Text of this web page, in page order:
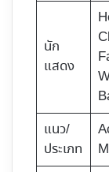
นัก
แสดง
แนว/
ประเภท